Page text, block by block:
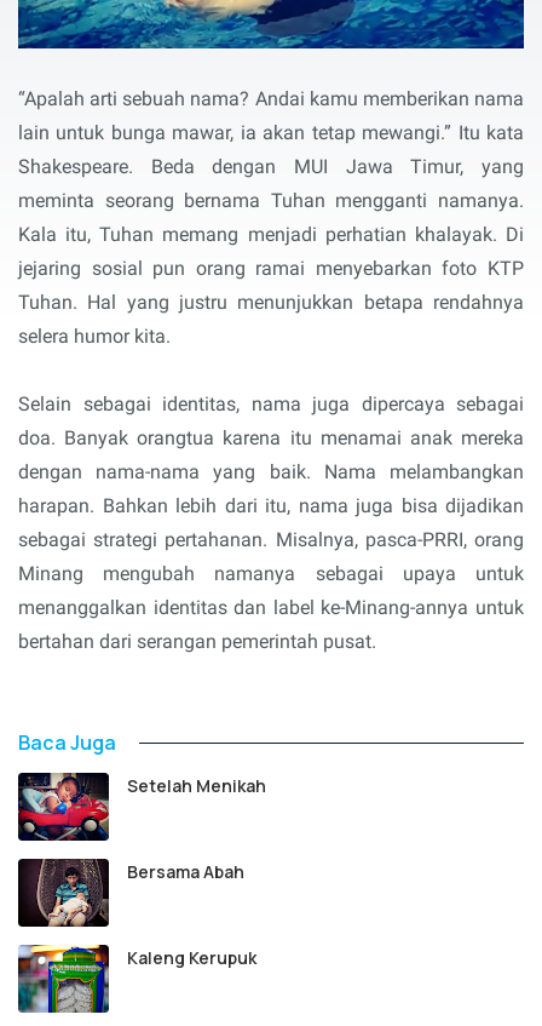
“Apalah arti sebuah nama? Andai kamu memberikan nama
lain untuk bunga mawar, ia akan tetap mewangi.” Itu kata
Shakespeare. Beda dengan MUI Jawa Timur, yang
meminta seorang bernama Tuhan mengganti namanya.
Kala itu, Tuhan memang menjadi perhatian khalayak. Di
jejaring sosial pun orang ramai menyebarkan foto KTP
Tuhan. Hal yang justru menunjukkan betapa rendahnya
selera humor kita.
Selain sebagai identitas, nama juga dipercaya sebagai
doa. Banyak orangtua karena itu menamai anak mereka
dengan nama-nama yang baik. Nama melambangkan
harapan. Bahkan lebih dari itu, nama juga bisa dijadikan
sebagai strategi pertahanan. Misalnya, pasca-PRRI, orang
Minang mengubah namanya sebagai upaya untuk
menanggalkan identitas dan label ke-Minang-annya untuk
bertahan dari serangan pemerintah pusat.
Baca Juga
Setelah Menikah
Bersama Abah
Kaleng Kerupuk